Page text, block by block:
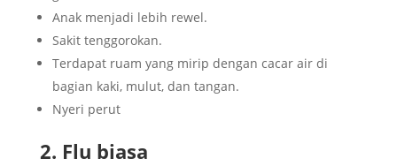
Anak menjadi lebih rewel.
Sakit tenggorokan.
Terdapat ruam yang mirip dengan cacar air di
bagian kaki, mulut, dan tangan.
Nyeri perut
2. Flu biasa